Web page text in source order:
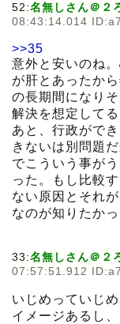
52:名無しさん＠２
08:43:14.014
>>35
意外と安いのね
が肝とあったか
の長期間になり
解決を想定して
あと、行政がで
きないは別問題
でこういう事が
った。もし比較
ない原因とそれ
なのが知りたかっ
33:名無しさん＠２
07:57:51.912
いじめっていじ
イメージあるし